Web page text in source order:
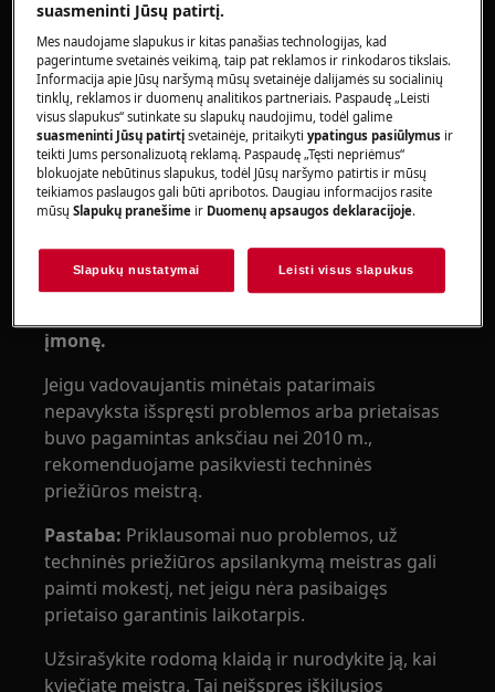
Sprendimas:
1. Norėdami išspręsti aušinimo
ventiliatoriaus problemą:
atidarykite po kaitlente esantį stalčių ir
įsitikinkite, kad niekas neužstoja
ventiliatoriaus;
atjunkite prietaisą nuo maitinimo bent 30
sekundžių;
vėl prijunkite jį ir įjunkite.
įmonę.
Jeigu vadovaujantis minėtais patarimais
nepavyksta išspręsti problemos arba prietaisas
buvo pagamintas anksčiau nei 2010 m.,
rekomenduojame pasikviesti techninės
priežiūros meistrą.
Pastaba: Priklausomai nuo problemos, už
techninės priežiūros apsilankymą meistras gali
paimti mokestį, net jeigu nėra pasibaigęs
prietaiso garantinis laikotarpis.
Užsirašykite rodomą klaidą ir nurodykite ją, kai
kviečiate meistrą. Tai neišspręs iškilusios
suasmeninti Jūsų patirtį.
Mes naudojame slapukus ir kitas panašias technologijas, kad
pagerintume svetainės veikimą, taip pat reklamos ir rinkodaros tikslais.
Informacija apie Jūsų naršymą mūsų svetainėje dalijamės su socialinių
tinklų, reklamos ir duomenų analitikos partneriais. Paspaudę „Leisti
visus slapukus“ sutinkate su slapukų naudojimu, todėl galime
suasmeninti Jūsų patirtįsvetainėje, pritaikytiypatingus pasiūlymus ir
teikti Jums personalizuotą reklamą. Paspaudę „Tęsti nepriėmus“
blokuojate nebūtinus slapukus, todėl Jūsų naršymo patirtis ir mūsų
teikiamos paslaugos gali būti apribotos. Daugiau informacijos rasite
mūsųSlapukų pranešime ir Duomenų apsaugos deklaracijoje.
Slapukų nustatymai Leisti visus slapukus